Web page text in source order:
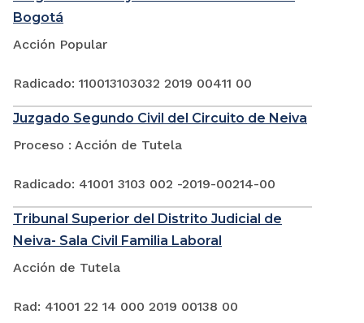
Bogotá
Acción Popular
Radicado: 110013103032 2019 00411 00
Juzgado Segundo Civil del Circuito de Neiva
Proceso : Acción de Tutela
Radicado: 41001 3103 002 -2019-00214-00
Tribunal Superior del Distrito Judicial de
Neiva- Sala Civil Familia Laboral
Acción de Tutela
Rad: 41001 22 14 000 2019 00138 00